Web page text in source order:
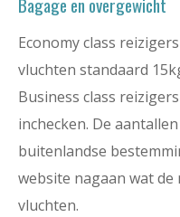
Economy class
vluchten standaard
Business class
inchecken. De
buitenlandse
website nagaan wat
vluchten.